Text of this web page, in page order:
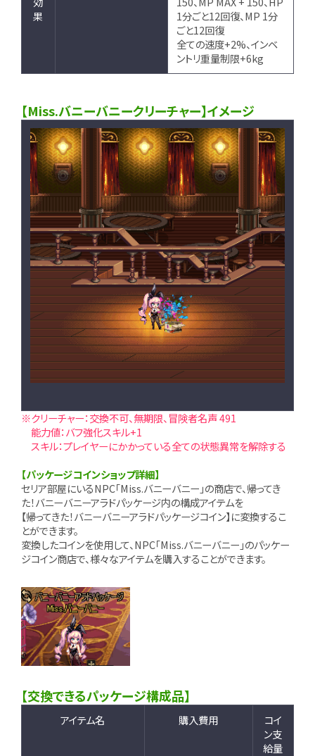
果
1分ごと12回復、MP 1分
ごと12回復
全ての速度+2%、インベ
ントリ重量制限+6kg
【Miss.バニーバニークリーチャー】イメージ
※クリーチャー：交換不可、無期限、冒険者名声 491
能力値：バフ強化スキル+1
スキル：プレイヤーにかかっている全ての状態異常を解除する
【パッケージコインショップ詳細】
セリア部屋にいるNPC「Miss.バニーバニー」の商店で、帰ってき
た！バニーバニーアラドパッケージ内の構成アイテムを
【帰ってきた！バニーバニーアラドパッケージコイン】に変換するこ
とができます。
変換したコインを使用して、NPC「Miss.バニーバニー」のパッケー
ジコイン商店で、様々なアイテムを購入することができます。
【交換できるパッケージ構成品】
アイテム名 購入費用
コイ
ン支
給量